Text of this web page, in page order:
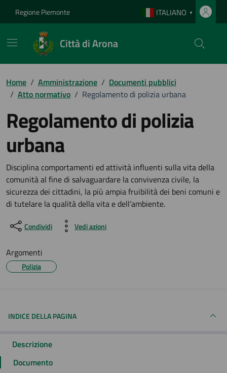
Regione Piemonte ITALIANO ▼
Città di Arona
Home / Amministrazione / Documenti pubblici
/ Atto normativo / Regolamento di polizia urbana
Regolamento di polizia
urbana
Dettagli del documento
Disciplina comportamenti ed attività influenti sulla vita della
comunità al fine di salvaguardare la convivenza civile, la
sicurezza dei cittadini, la più ampia fruibilità dei beni comuni e
di tutelare la qualità della vita e dell’ambiente.
Condividi Vedi azioni
Argomenti
Polizia
INDICE DELLA PAGINA
Descrizione
Documento